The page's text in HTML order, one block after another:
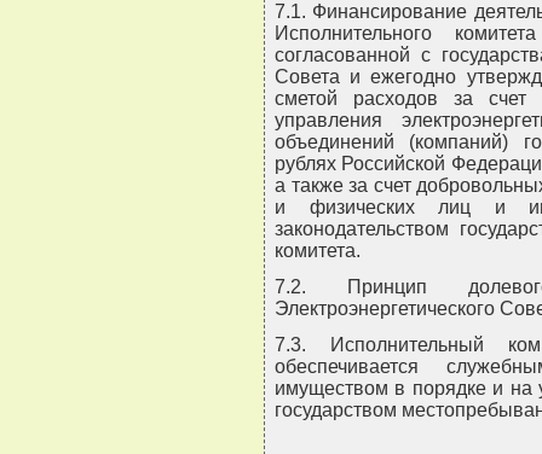
7.1. Финансирование
Исполнительного
согласованной с
Совета и ежегодно
сметой расходов за счет
управления
объединений (компаний)
рублях Российской
а также за счет
и физических лиц и
законодательством
комитета.
7.2. Принцип
Электроэнергетического
7.3. Исполнительный
обеспечивается
имуществом в порядке и на
государством